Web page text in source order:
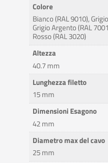
Colore
Bianco (RAL 9010),
Grigio Argento (RAL
Rosso (RAL 3020)
Altezza
40.7 mm
Lunghezza filetto
15 mm
Dimensioni Esagono
42 mm
Diametro max del cavo
25 mm